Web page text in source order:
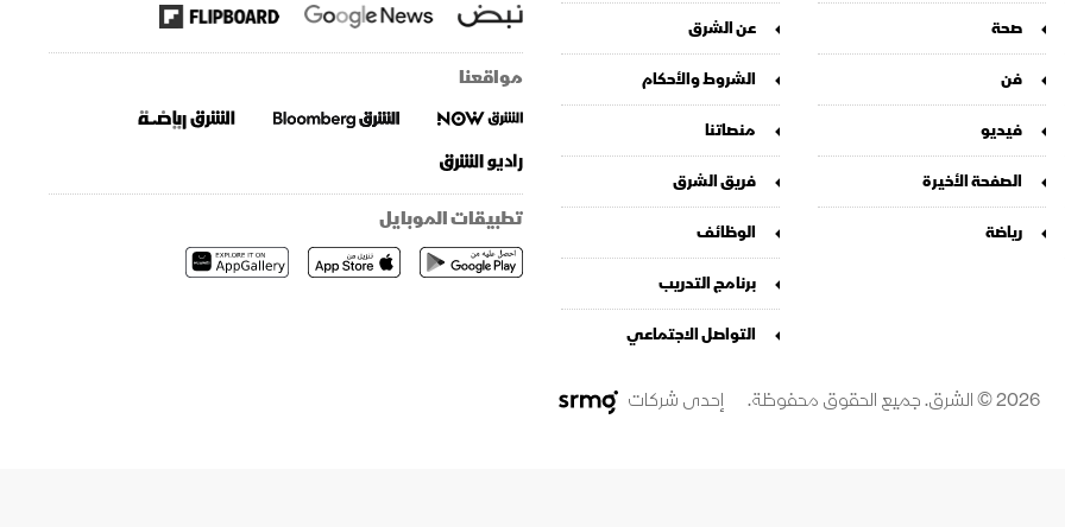
صحة
فن
فيديو
الصفحة الأخيرة
رياضة
عن الشرق
الشروط والأحكام
منصاتنا
فريق الشرق
الوظائف
برنامج التدريب
التواصل الاجتماعي
مواقعنا
تطبيقات الموبايل
2026 © الشرق. جميع الحقوق محفوظة. إحدى شركات